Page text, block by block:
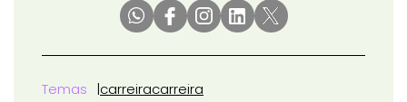
Temas carreiracarreira